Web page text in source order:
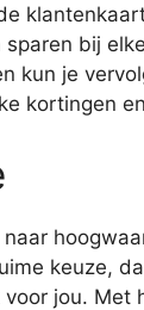
bij
kun je
kortingen en
keuze,
jou. Met